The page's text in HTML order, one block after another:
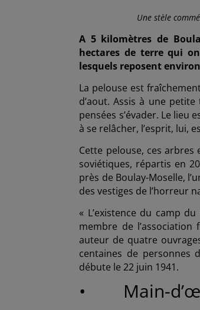
Une stèle
A 5 kilomètres de
hectares de terre qui
lesquels reposent
La pelouse est
d’aout. Assis à une
pensées s’évader. Le lieu
à se relâcher, l’esprit, lui,
Cette pelouse, ces
soviétiques, répartis en
près de Boulay-Moselle,
des vestiges de l’horreur
« L’existence du camp
membre de
auteur de quatre
centaines de personnes
débute le 22 juin 1941.
• Main-